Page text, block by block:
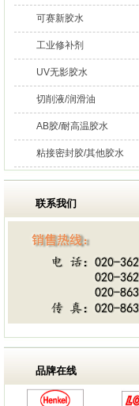
可赛新胶水
工业修补剂
UV无影胶水
切削液/润滑油
AB胶/耐高温胶水
粘接密封胶/其他胶水
联系我们
品牌在线